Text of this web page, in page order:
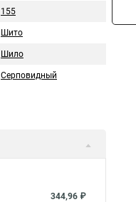
155
Шито
Шило
Серповидный
344,96 ₽